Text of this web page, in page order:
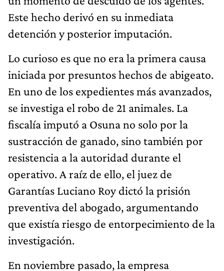
Este hecho derivó en su inmediata
detención y posterior imputación.
Lo curioso es que no era la primera causa
iniciada por presuntos hechos de abigeato.
En uno de los expedientes más avanzados,
se investiga el robo de 21 animales. La
fiscalía imputó a Osuna no solo por la
sustracción de ganado, sino también por
resistencia a la autoridad durante el
operativo. A raíz de ello, el juez de
Garantías Luciano Roy dictó la prisión
preventiva del abogado, argumentando
que existía riesgo de entorpecimiento de la
investigación.
En noviembre pasado, la empresa